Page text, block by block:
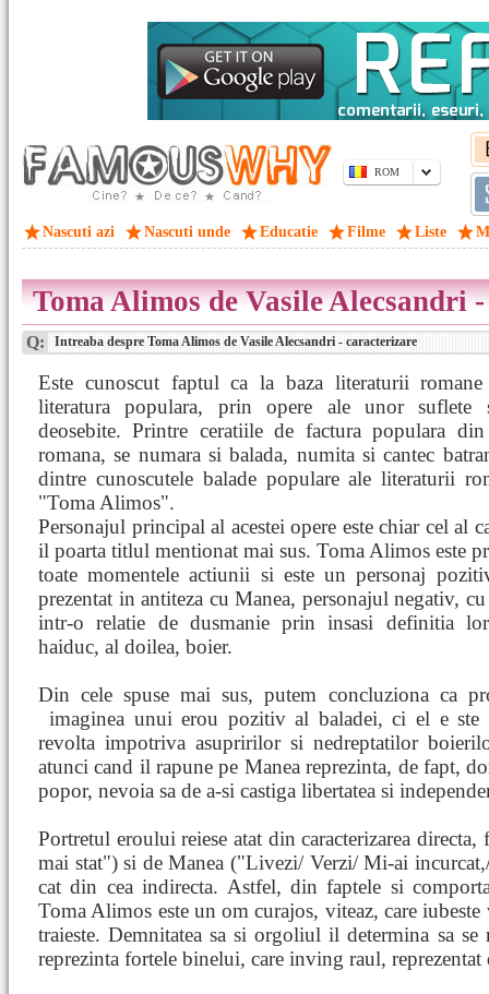
ROM
Nascuti azi Nascuti unde Educatie Filme Liste
Toma Alimos de Vasile Alecsandri
Q: Intreaba despre Toma Alimos de Vasile Alecsandri - caracterizare
Este cunoscut faptul ca la baza literaturii
literatura populara, prin opere ale unor suflete
deosebite. Printre ceratiile de factura populara
romana, se numara si balada, numita si cantec
dintre cunoscutele balade populare ale literaturii
"Toma Alimos".
Personajul principal al acestei opere este chiar cel al
il poarta titlul mentionat mai sus. Toma Alimos este
toate momentele actiunii si este un personaj
prezentat in antiteza cu Manea, personajul negativ,
intr-o relatie de dusmanie prin insasi definitia
haiduc, al doilea, boier.
Din cele spuse mai sus, putem concluziona ca
imaginea unui erou pozitiv al baladei, ci el este
revolta impotriva asupririlor si nedreptatilor
atunci cand il rapune pe Manea reprezinta, de fapt,
popor, nevoia sa de a-si castiga libertatea si
Portretul eroului reiese atat din caracterizarea
mai stat") si de Manea ("Livezi/ Verzi/ Mi-ai
cat din cea indirecta. Astfel, din faptele si
Toma Alimos este un om curajos, viteaz, care
traieste. Demnitatea sa si orgoliul il determina sa se
reprezinta fortele binelui, care inving raul, reprezentat